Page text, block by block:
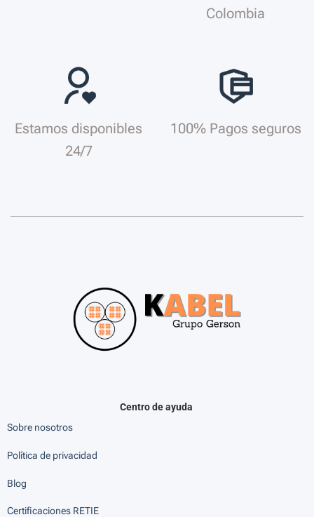
Colombia
Estamos disponibles
24/7
100% Pagos seguros
Centro de ayuda
Sobre nosotros
Política de privacidad
Blog
Certificaciones RETIE